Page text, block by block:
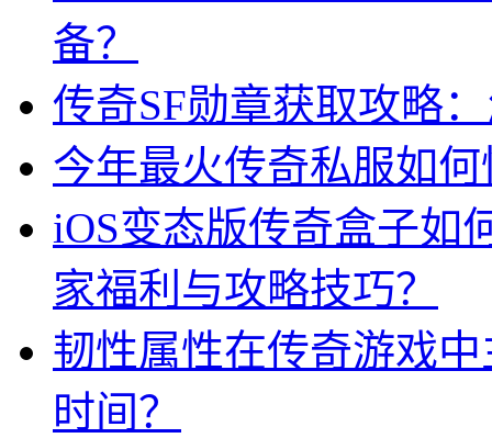
备？
传奇SF勋章获取攻略
今年最火传奇私服如
iOS变态版传奇盒子如
家福利与攻略技巧？
韧性属性在传奇游戏
时间？